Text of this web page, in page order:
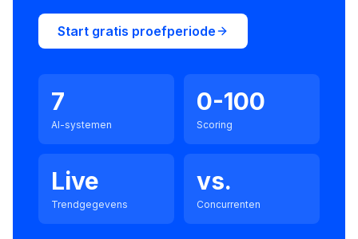
Start gratis proefperiode
7
AI-systemen
0-100
Scoring
Live
Trendgegevens
vs.
Concurrenten